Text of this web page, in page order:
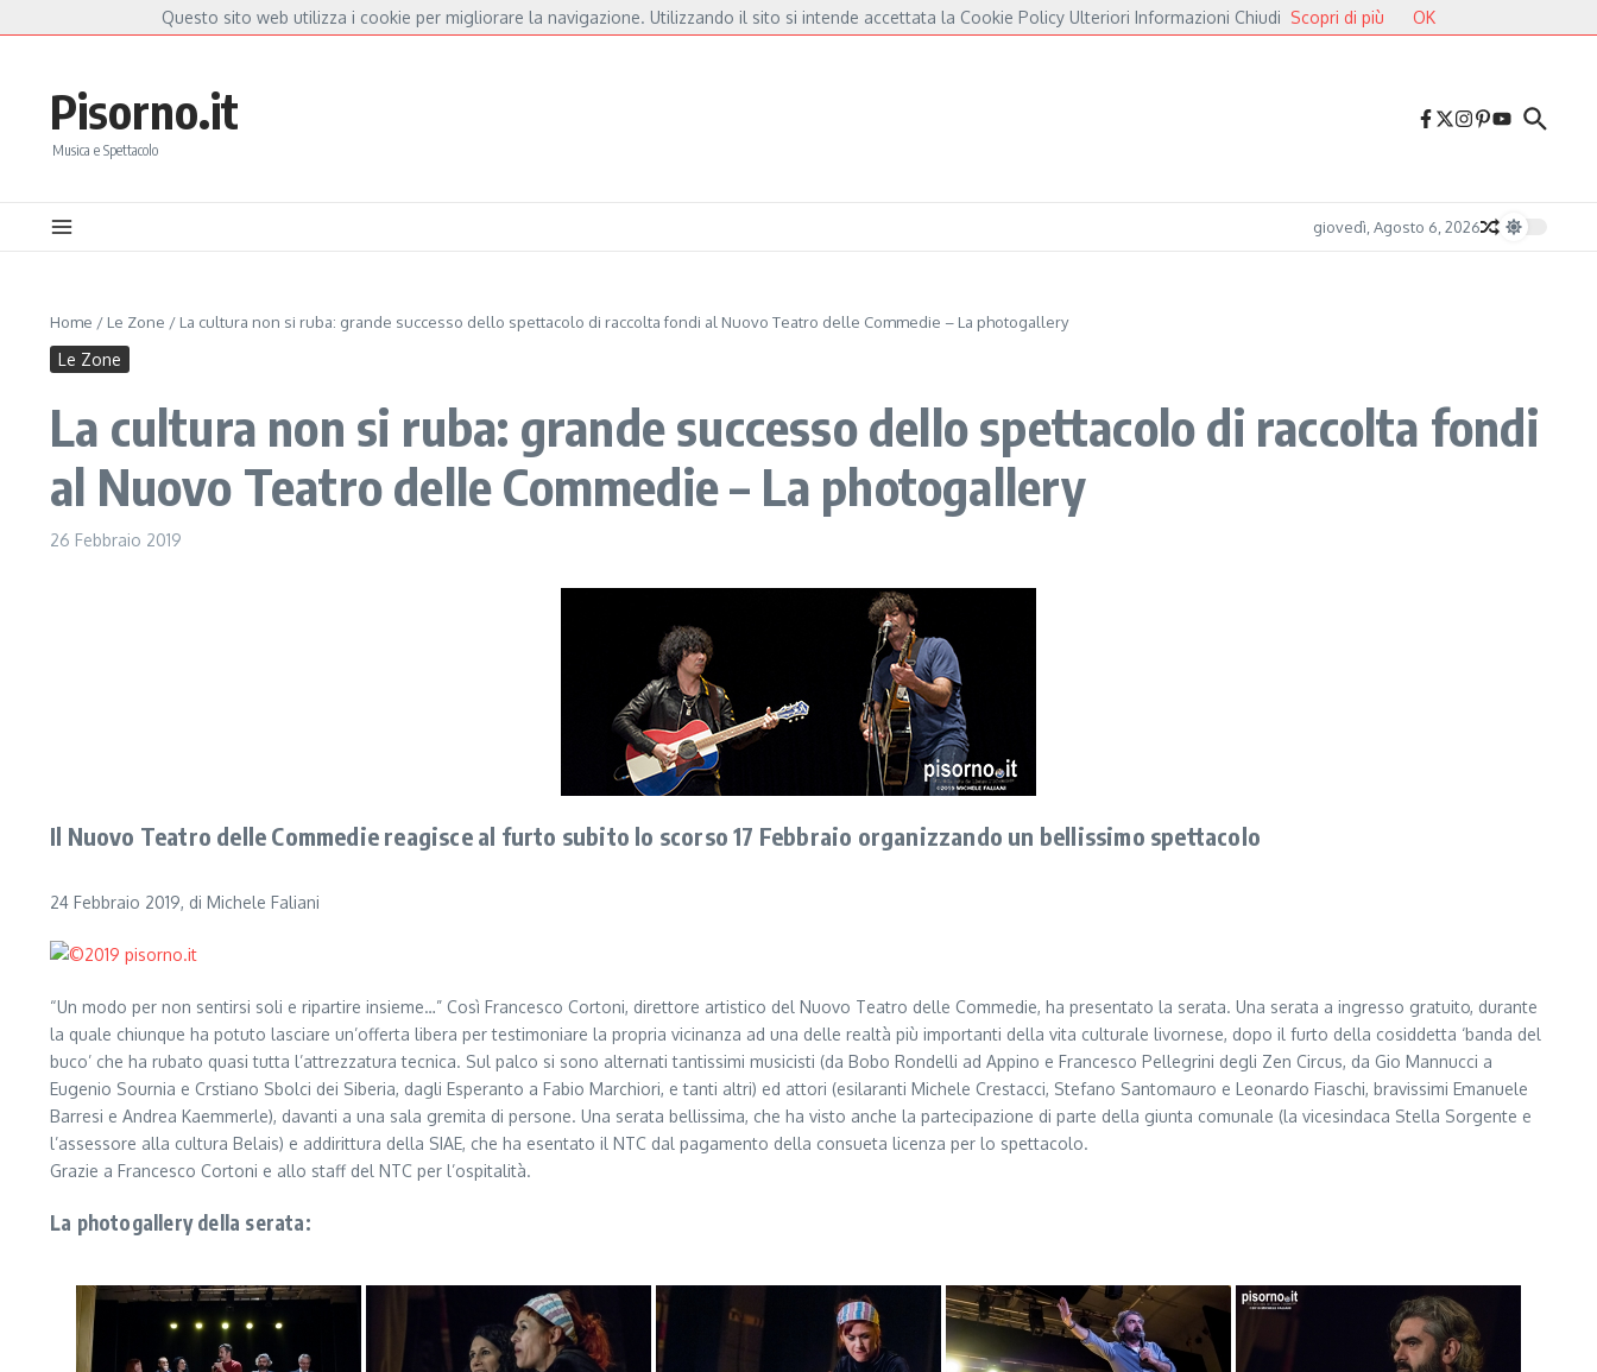
a Capannori nasce “Anime Salve”: la data zero è un atto d’amore per De André e Fossati Fulminacci a Pisa, una serata “indispensabile” in Piazza dei Cavalieri Druga Godba 2026, il gran finale: dalla poesia del folk alle pulsazioni
Pisorno.it
Musica e Spettacolo
giovedì, Agosto 6, 2026
Home / Le Zone / La cultura non si ruba: grande successo dello spettacolo di raccolta fondi al Nuovo Teatro delle Commedie – La photogallery
Le Zone
La cultura non si ruba: grande successo dello spettacolo di raccolta fondi
al Nuovo Teatro delle Commedie – La photogallery
26 Febbraio 2019
Il Nuovo Teatro delle Commedie reagisce al furto subito lo scorso 17 Febbraio organizzando un bellissimo spettacolo
24 Febbraio 2019, di Michele Faliani
“Un modo per non sentirsi soli e ripartire insieme…” Così Francesco Cortoni, direttore artistico del Nuovo Teatro delle Commedie, ha presentato la serata. Una serata a ingresso gratuito, durante
la quale chiunque ha potuto lasciare un’offerta libera per testimoniare la propria vicinanza ad una delle realtà più importanti della vita culturale livornese, dopo il furto della cosiddetta ‘banda del
buco’ che ha rubato quasi tutta l’attrezzatura tecnica. Sul palco si sono alternati tantissimi musicisti (da Bobo Rondelli ad Appino e Francesco Pellegrini degli Zen Circus, da Gio Mannucci a
Eugenio Sournia e Crstiano Sbolci dei Siberia, dagli Esperanto a Fabio Marchiori, e tanti altri) ed attori (esilaranti Michele Crestacci, Stefano Santomauro e Leonardo Fiaschi, bravissimi Emanuele
Barresi e Andrea Kaemmerle), davanti a una sala gremita di persone. Una serata bellissima, che ha visto anche la partecipazione di parte della giunta comunale (la vicesindaca Stella Sorgente e
l’assessore alla cultura Belais) e addirittura della SIAE, che ha esentato il NTC dal pagamento della consueta licenza per lo spettacolo.
Grazie a Francesco Cortoni e allo staff del NTC per l’ospitalità.
La photogallery della serata:
Questo sito web utilizza i cookie per migliorare la navigazione. Utilizzando il sito si intende accettata la Cookie Policy Ulteriori Informazioni Chiudi Scopri di più OK